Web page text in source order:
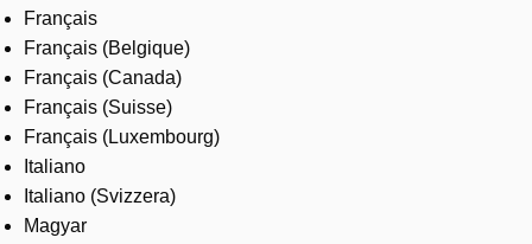
Français
Français (Belgique)
Français (Canada)
Français (Suisse)
Français (Luxembourg)
Italiano
Italiano (Svizzera)
Magyar